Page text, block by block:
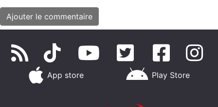
App store Play Store